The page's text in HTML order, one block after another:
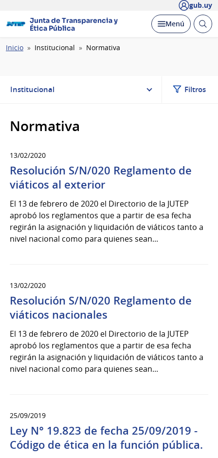
gub.uy
Junta de Transparencia y
Ética Pública
Desplegar
Menú Abrir
Ruta
Inicio Institucional Normativa
Institucional Filtros
Normativa
13/02/2020
Resolución S/N/020 Reglamento de
viáticos al exterior
El 13 de febrero de 2020 el Directorio de la JUTEP
aprobó los reglamentos que a partir de esa fecha
regirán la asignación y liquidación de viáticos tanto a
nivel nacional como para quienes sean...
13/02/2020
Resolución S/N/020 Reglamento de
viáticos nacionales
El 13 de febrero de 2020 el Directorio de la JUTEP
aprobó los reglamentos que a partir de esa fecha
regirán la asignación y liquidación de viáticos tanto a
nivel nacional como para quienes sean...
25/09/2019
Ley N° 19.823 de fecha 25/09/2019 -
Código de ética en la función pública.